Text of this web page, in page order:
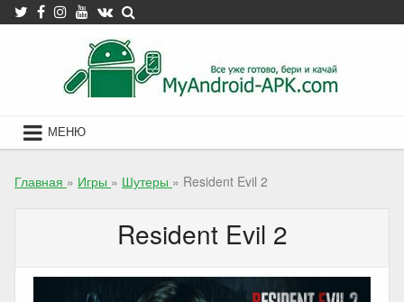
Skip
to
МЕНЮ
Главная » Игры » Шутеры » Resident Evil 2
Resident Evil 2